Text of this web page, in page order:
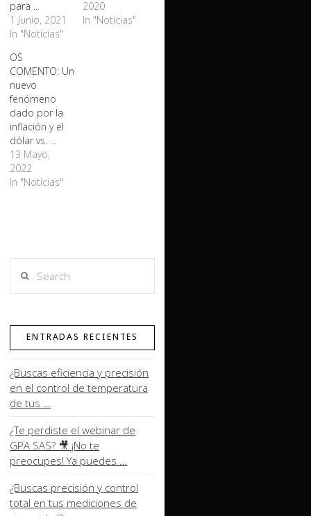
para ...
1 Junio, 2021
In "Noticias"
2020
In "Noticias"
OS
COMENTO: Un
nuevo
fenómeno
dado por la
inflación y el
dólar vs. ...
13 Mayo,
2022
In "Noticias"
ENTRADAS RECIENTES
¿Buscas eficiencia y precisión
en el control de temperatura
de tus …
¿Te perdiste el webinar de
GPA SAS? 🎥 ¡No te
preocupes! Ya puedes …
¿Buscas precisión y control
total en tus mediciones de